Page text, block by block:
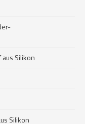
Silikon
Silikon